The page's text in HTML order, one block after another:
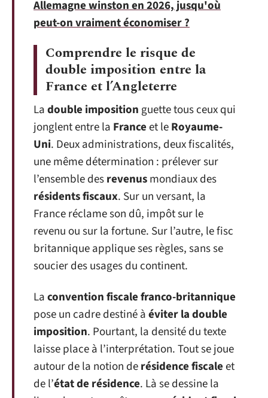
Allemagne winston en 2026, jusqu'où
peut-on vraiment économiser ?
Comprendre le risque de
double imposition entre la
France et l’Angleterre
Ladouble imposition guette tous ceux qui
jonglent entre la Franceet leRoyaume-
Uni. Deux administrations, deux fiscalités,
une même détermination : prélever sur
l’ensemble desrevenusmondiaux des
résidents fiscaux. Sur un versant, la
France réclame son dû, impôt sur le
revenu ou sur la fortune. Sur l’autre, le fisc
britannique applique ses règles, sans se
soucier des usages du continent.
Laconvention fiscale franco-britannique
pose un cadre destiné àéviter la double
imposition. Pourtant, la densité du texte
laisse place à l’interprétation. Tout se joue
autour de la notion derésidence fiscaleet
de l’état de résidence. Là se dessine la